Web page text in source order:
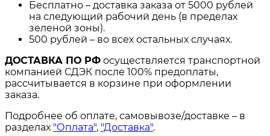
Бесплатно – доставка заказа от 5000 рублей
на следующий рабочий день (в пределах
зеленой зоны).
500 рублей – во всех остальных случаях.
ДОСТАВКА ПО РФ осуществляется транспортной
компанией СДЭК после 100% предоплаты,
рассчитывается в корзине при оформлении
заказа.
Подробнее об оплате, самовывозе/доставке – в
разделах "Оплата", "Доставка".